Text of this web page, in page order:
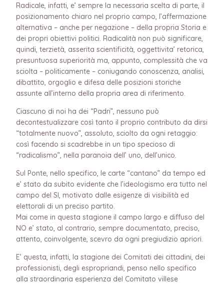
Radicale, infatti, e’ sempre la necessaria scelta di parte, il
posizionamento chiaro nel proprio campo, l’affermazione
alternativa – anche per negazione – della propria Storia e
dei propri obiettivi politici. Radicalità non può significare,
quindi, terzietà, asserita scientificità, oggettivita’ retorica,
presuntuosa superiorità ma, appunto, complessità che va
sciolta – politicamente – coniugando conoscenza, analisi,
dibattito, orgoglio e difesa delle posizioni storiche
assunte all’interno della propria area di riferimento.
Ciascuno di noi ha dei “Padri”, nessuno può
decontestualizzare così tanto il proprio contributo da dirsi
“totalmente nuovo”, assoluto, sciolto da ogni retaggio:
così facendo si scadrebbe in un tipo specioso di
“radicalismo”, nella paranoia dell’ uno, dell’unico.
Sul Ponte, nello specifico, le carte “cantano” da tempo ed
e’ stato da subito evidente che l’ideologismo era tutto nel
campo del SI, motivato dalle esigenze di visibilità ed
elettorali di un preciso partito.
Mai come in questa stagione il campo largo e diffuso del
NO e’ stato, al contrario, sempre documentato, preciso,
attento, coinvolgente, scevro da ogni pregiudizio apriori.
E’ questa, infatti, la stagione dei Comitati dei cittadini, dei
professionisti, degli espropriandi, penso nello specifico
alla straordinaria esperienza del Comitato villese